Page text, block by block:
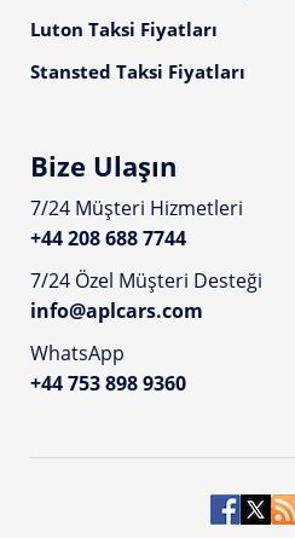
Luton Taksi Fiyatları
Stansted Taksi Fiyatları
Bize Ulaşın
7/24 Müşteri Hizmetleri
+44 208 688 7744
7/24 Özel Müşteri Desteği
info@aplcars.com
WhatsApp
+44 753 898 9360